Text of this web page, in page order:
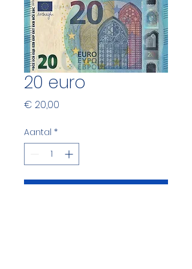
20 euro
€ 20,00
Aantal *